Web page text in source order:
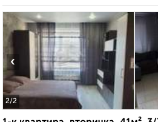
2/2
‹